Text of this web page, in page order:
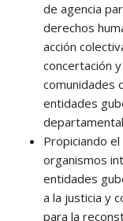
de agencia
derechos
acción
concertación
comunidades
entidades
Propiciando
organismos
entidades
a la justicia y
para la